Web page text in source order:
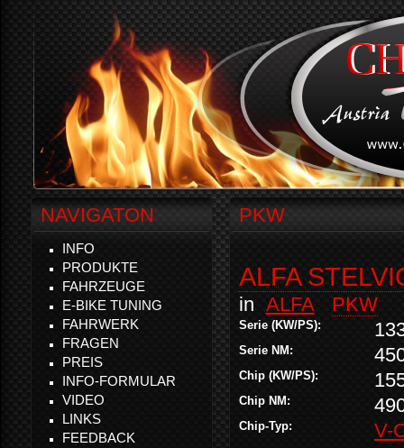
PKW
ALFA
in ALFA PKW
Serie (KW/PS):
Serie NM:
Chip (KW/PS):
Chip NM:
Chip-Typ: V-
NAVIGATON
INFO
PRODUKTE
FAHRZEUGE
E-BIKE TUNING
FAHRWERK
FRAGEN
PREIS
INFO-FORMULAR
VIDEO
LINKS
FEEDBACK